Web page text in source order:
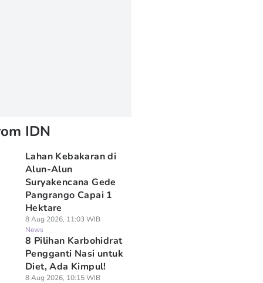
IDN
Lahan Kebakaran di
Alun-Alun
Suryakencana Gede
Pangrango Capai 1
Hektare
8 Aug 2026, 11:03 WIB
News
8 Pilihan Karbohidrat
Pengganti Nasi untuk
Diet, Ada Kimpul!
8 Aug 2026, 10:15 WIB